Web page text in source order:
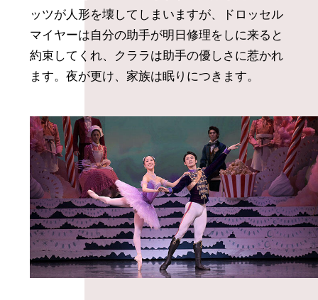
ッツが人形を壊してしまいますが、ドロッセル
マイヤーは自分の助手が明日修理をしに来ると
約束してくれ、クララは助手の優しさに惹かれ
ます。夜が更け、家族は眠りにつきます。